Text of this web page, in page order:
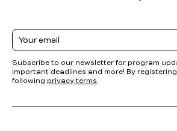
Email
Subscribe to our newsletter for program
important deadlines and more! By
following privacy terms.